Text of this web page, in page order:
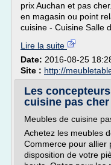
prix Auchan et pas
en magasin ou point
cuisine - Cuisine Salle
Lire la suite
Date: 2016-08-25
Site : http://
Les
cuisine pas cher
Meubles de cuisine
Achetez les meubles
Commerce pour allier
disposition de votre